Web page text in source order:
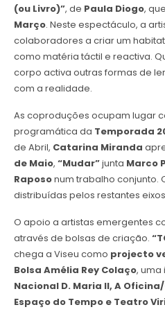
(ou Livro)”, de Paula Diogo,
Março. Neste espectáculo, a
colaboradores a criar um
como matéria táctil e reactiva.
corpo activa outras formas de
com a realidade.
As coproduções ocupam lugar
programática da Temporada
de Abril, Catarina Miranda
de Maio, “Mudar”junta Marco
Raposonum trabalho conjunto.
distribuídas pelos restantes
O apoio a artistas emergentes
através de bolsas de criação.
chega a Viseu como projecto
Bolsa Amélia Rey Colaço, uma
Nacional D. Maria II, A
Espaço do Tempo e Teatro